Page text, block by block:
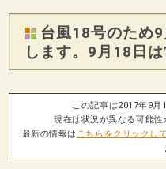
台風18号のため
します。9月18日は
この記事は2017年9月
現在は状況が異なる可能性
最新の情報は こちらをクリックし